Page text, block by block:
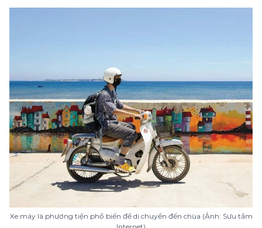
Xe máy là phương tiện phổ biến để di chuyển đến chùa (Ảnh: Sưu tầm